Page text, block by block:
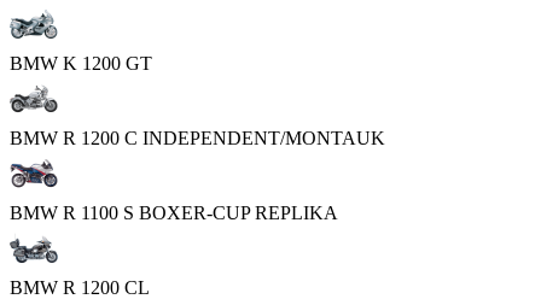
BMW K 1200 GT
BMW R 1200 C INDEPENDENT/MONTAUK
BMW R 1100 S BOXER-CUP REPLIKA
BMW R 1200 CL